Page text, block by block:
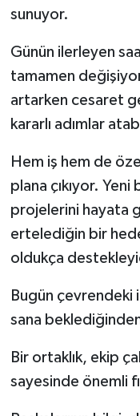
sunuyor.
Günün ilerleyen
tamamen
artarken cesaret
kararlı adımlar
Hem iş hem de
plana çıkıyor.
projelerini hayata
ertelediğin bir
oldukça
Bugün çevrendeki
sana
Bir ortaklık, ekip
sayesinde önemli